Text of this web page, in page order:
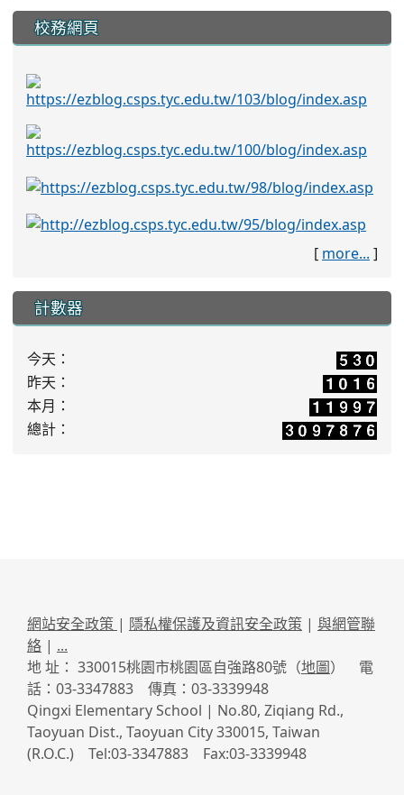
校務網頁
[ more... ]
計數器
今天：
昨天：
本月：
總計：
網站安全政策 | 隱私權保護及資訊安全政策 | 與網管聯
絡 | ...
地 址： 330015桃園市桃園區自強路80號（地圖） 電
話：03-3347883 傳真：03-3339948
Qingxi Elementary School | No.80, Ziqiang Rd.,
Taoyuan Dist., Taoyuan City 330015, Taiwan
(R.O.C.) Tel:03-3347883 Fax:03-3339948